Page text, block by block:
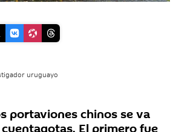
uruguayo
portaviones chinos se va